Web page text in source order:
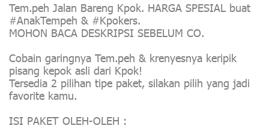
Tem.peh Jalan Bareng Kpok. HARGA SPESIAL buat
#AnakTempeh & #Kpokers.
MOHON BACA DESKRIPSI SEBELUM CO.
Cobain garingnya Tem.peh & krenyesnya keripik
pisang kepok asli dari Kpok!
Tersedia 2 pilihan tipe paket, silakan pilih yang jadi
favorite kamu.
ISI PAKET OLEH-OLEH :